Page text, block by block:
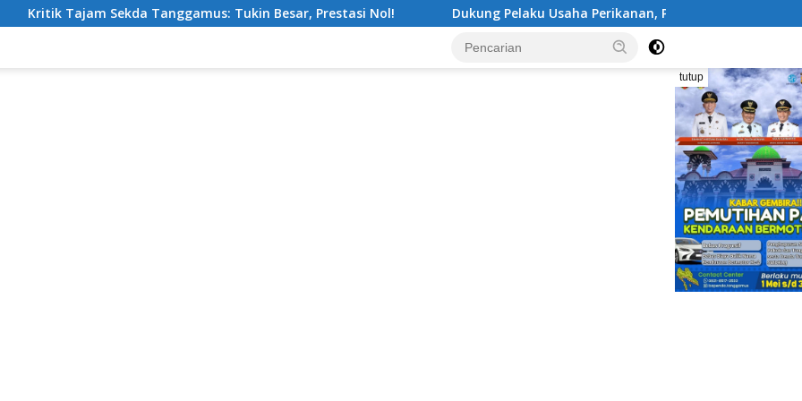
Tanggamus: Tukin Besar, Prestasi Nol! Dukung Pelaku Usaha Perikanan, Pemkab Tanggamus Gulirkan Bantuan Mesin
tutup